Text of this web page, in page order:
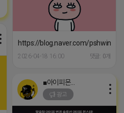
https://blog.naver.com/pshwin2/
2026-04-18 16:00 댓글: 0개
■아이피몬스터■
광고